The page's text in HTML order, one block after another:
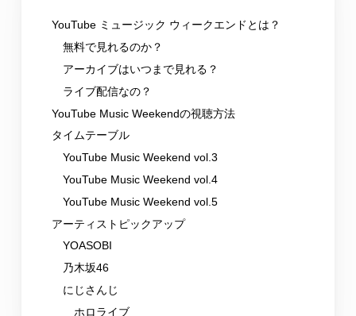
YouTube ミュージック ウィークエンドとは？
無料で見れるのか？
アーカイブはいつまで見れる？
ライブ配信なの？
YouTube Music Weekendの視聴方法
タイムテーブル
YouTube Music Weekend vol.3
YouTube Music Weekend vol.4
YouTube Music Weekend vol.5
アーティストピックアップ
YOASOBI
乃木坂46
にじさんじ
ホロライブ